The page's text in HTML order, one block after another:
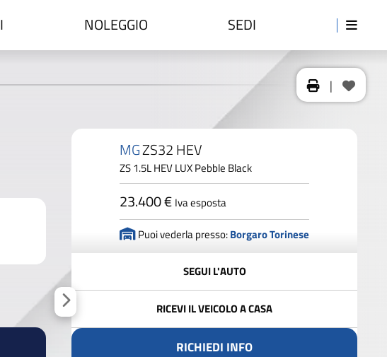
NOLEGGIO SEDI
|
MGZS32 HEV
ZS 1.5L HEV LUX Pebble Black
23.400 € Iva esposta
Puoi vederla presso:Borgaro Torinese
SEGUI L'AUTO
RICEVI IL VEICOLO A CASA
RICHIEDI INFO